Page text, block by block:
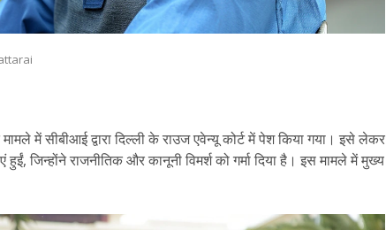
मामले में सीबीआई द्वारा दिल्ली के राउज एवेन्यू कोर्ट में पेश किया गया। इसे लेकर
जिन्होंने राजनीतिक और कानूनी विमर्श को गर्मा दिया है। इस मामले में मुख्य